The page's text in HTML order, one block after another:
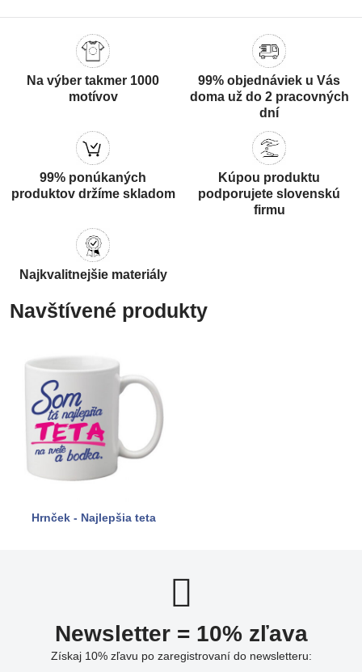
Na výber takmer 1000
motívov
99% objednáviek u Vás
doma už do 2 pracovných
dní
99% ponúkaných
produktov držíme skladom
Kúpou produktu
podporujete slovenskú
firmu
Najkvalitnejšie materiály
Navštívené produkty
Hrnček - Najlepšia teta
Newsletter = 10% zľava
Získaj 10% zľavu po zaregistrovaní do newsletteru: